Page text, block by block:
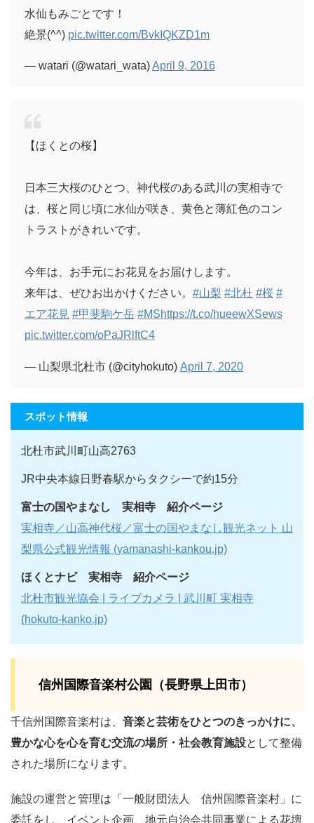
水仙もみごとです！
絶景(^^) pic.twitter.com/BvkIQKZD1m
— watari (@watari_wata)April 9, 2016
【ほくとの桜】
日本三大桜のひとつ、神代桜のある武川の実相寺で
は、桜と同じ頃に水仙が咲き、黄色と薄紅色のコン
トラストがきれいです。
今年は、お手元にお花見をお届けします。
来年は、ぜひお出かけください。 #山梨 #北杜 #桜 #
エア花見 #甲斐駒ケ岳 #MShttps://t.co/hueewXSews
pic.twitter.com/oPaJRlftC4
— 山梨県北杜市 (@cityhokuto) April 7, 2020
スポット情報
北杜市武川町山高2763
JR中央本線日野春駅からタクシーで約15分
富士の国やまなし 実相寺 紹介ページ
実相寺／山高神代桜／富士の国やまなし観光ネット 山
梨県公式観光情報 (yamanashi-kankou.jp)
ほくとナビ 実相寺 紹介ページ
北杜市観光協会 | ライブカメラ | 武川町 実相寺
(hokuto-kanko.jp)
信州国際音楽村公園（長野県上田市）
千信州国際音楽村は、 音楽と芸術をひとつのきっかけに、
豊かな心を心を育む交流の場所・社会教育施設として整備
された場所になります。
施設の運営と管理は「一般財団法人 信州国際音楽村」に
委託をし、イベント企画、地元自治会共同事業による花壇